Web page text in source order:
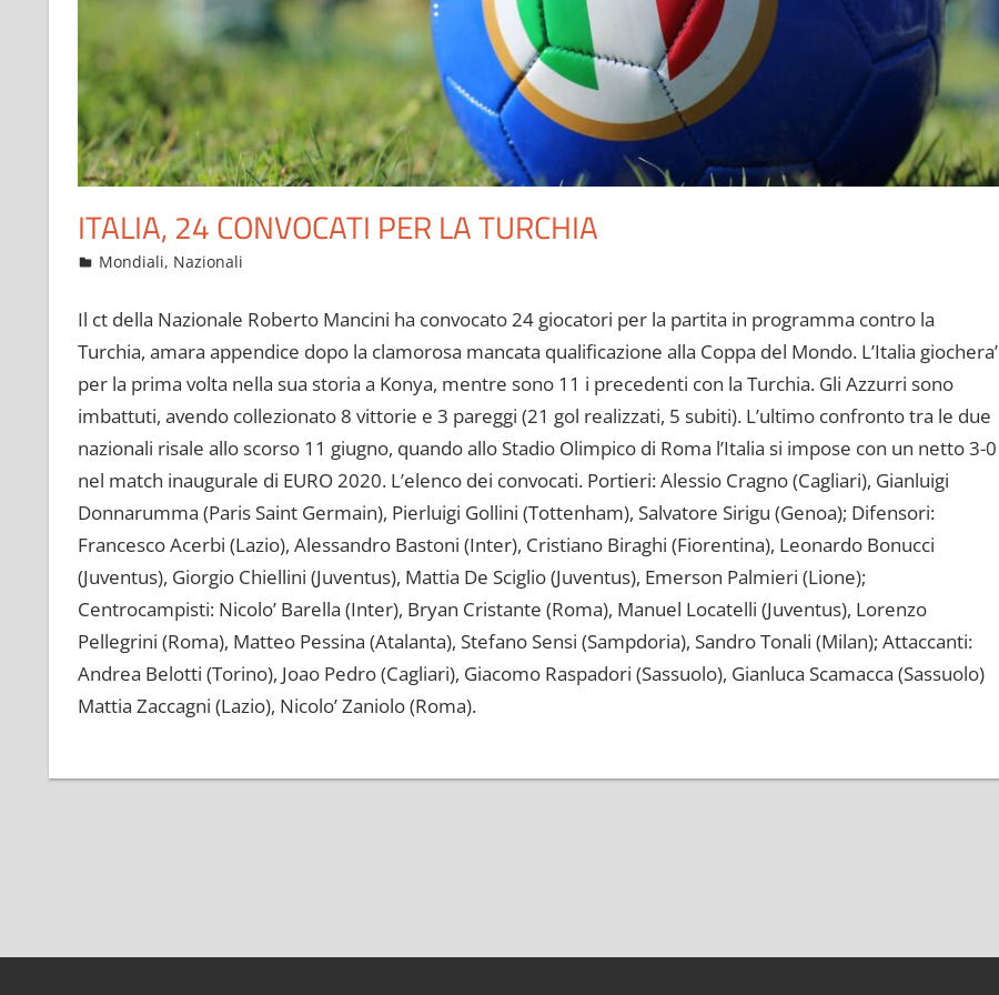
ITALIA, 24 CONVOCATI PER LA TURCHIA
Marzo 29, 2022
admin
Mondiali, Nazionali
Il ct della Nazionale Roberto Mancini ha convocato 24 giocatori per la partita in programma contro la
Turchia, amara appendice dopo la clamorosa mancata qualificazione alla Coppa del Mondo. L’Italia giochera’
per la prima volta nella sua storia a Konya, mentre sono 11 i precedenti con la Turchia. Gli Azzurri sono
imbattuti, avendo collezionato 8 vittorie e 3 pareggi (21 gol realizzati, 5 subiti). L’ultimo confronto tra le due
nazionali risale allo scorso 11 giugno, quando allo Stadio Olimpico di Roma l’Italia si impose con un netto 3-0
nel match inaugurale di EURO 2020. L’elenco dei convocati. Portieri: Alessio Cragno (Cagliari), Gianluigi
Donnarumma (Paris Saint Germain), Pierluigi Gollini (Tottenham), Salvatore Sirigu (Genoa); Difensori:
Francesco Acerbi (Lazio), Alessandro Bastoni (Inter), Cristiano Biraghi (Fiorentina), Leonardo Bonucci
(Juventus), Giorgio Chiellini (Juventus), Mattia De Sciglio (Juventus), Emerson Palmieri (Lione);
Centrocampisti: Nicolo’ Barella (Inter), Bryan Cristante (Roma), Manuel Locatelli (Juventus), Lorenzo
Pellegrini (Roma), Matteo Pessina (Atalanta), Stefano Sensi (Sampdoria), Sandro Tonali (Milan); Attaccanti:
Andrea Belotti (Torino), Joao Pedro (Cagliari), Giacomo Raspadori (Sassuolo), Gianluca Scamacca (Sassuolo)
Mattia Zaccagni (Lazio), Nicolo’ Zaniolo (Roma).